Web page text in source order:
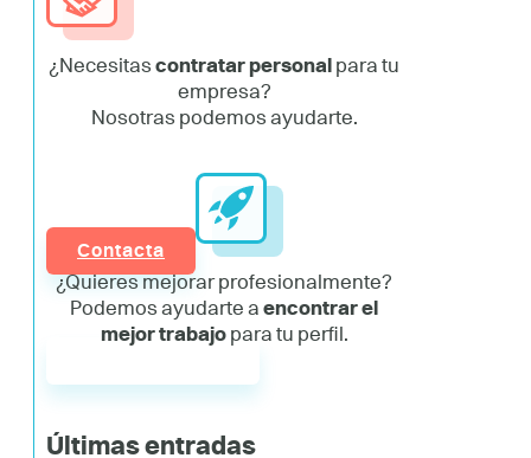
¿Necesitas contratar personal para tu
empresa?
Nosotras podemos ayudarte.
Contacta
¿Quieres mejorar profesionalmente?
Podemos ayudarte a encontrar el
mejor trabajopara tu perfil.
Últimas entradas